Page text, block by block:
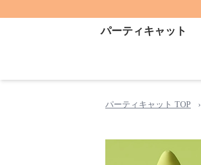
パーティキャット
パーティキャット TOP ›